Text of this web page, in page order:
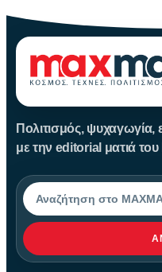
Πολιτισμός, ψυχαγωγία,
με την editorial ματιά
Αναζήτηση